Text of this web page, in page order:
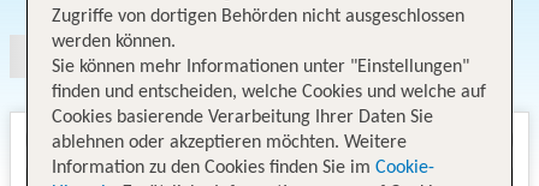
Zugriffe von dortigen Behörden nicht ausgeschlossen
werden können.
Sie können mehr Informationen unter "Einstellungen"
finden und entscheiden, welche Cookies und welche auf
Cookies basierende Verarbeitung Ihrer Daten Sie
ablehnen oder akzeptieren möchten. Weitere
Information zu den Cookies finden Sie im Cookie-